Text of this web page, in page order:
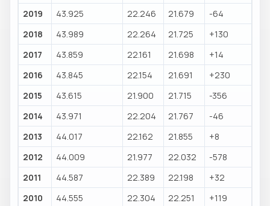
2019
43.925 22.246 21.679
-64
2018
43.989 22.264 21.725
+130
2017
43.859 22.161 21.698
+14
2016
43.845 22.154 21.691
+230
2015
43.615 21.900 21.715
-356
2014
43.971 22.204 21.767
-46
2013
44.017 22.162 21.855
+8
2012
44.009 21.977 22.032
-578
2011
44.587 22.389 22.198
+32
2010
44.555 22.304 22.251
+119